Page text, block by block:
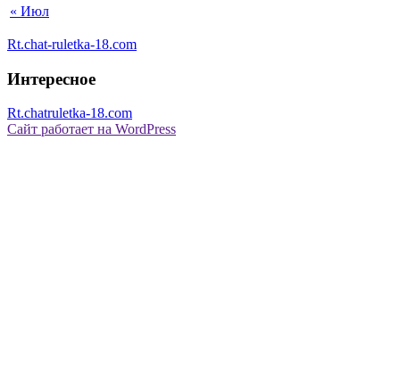
« Июл
Rt.chat-ruletka-18.com
Интересное
Rt.chatruletka-18.com
Сайт работает на WordPress